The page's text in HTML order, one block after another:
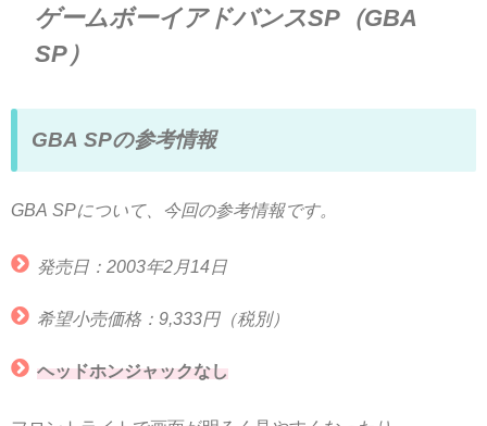
ゲームボーイアドバンスSP（GBA
SP）
GBA SPの参考情報
GBA SPについて、今回の参考情報です。
発売日：2003年2月14日
希望小売価格：9,333円（税別）
ヘッドホンジャックなし